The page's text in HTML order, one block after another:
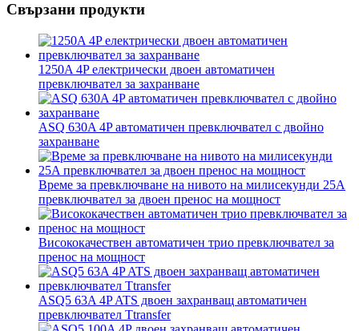
Свързани продукти
1250A 4P електрически двоен автоматичен
превключвател за захранване
ASQ 630A 4P автоматичен превключвател с двойно
захранване
Време за превключване на нивото на милисекунди 25A
превключвател за двоен пренос на мощност
Висококачествен автоматичен трио превключвател за
пренос на мощност
ASQ5 63A 4P ATS двоен захранващ автоматичен
превключвател Ttransfer